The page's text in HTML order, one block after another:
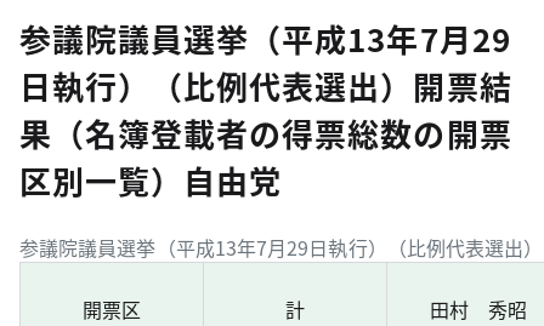
参議院議員選挙（平成13年7月29
日執行）（比例代表選出）開票結
果（名簿登載者の得票総数の開票
区別一覧）自由党
参議院議員選挙（平成13年7月29日執行）（比例代表選出
開票区 計 田村 秀昭